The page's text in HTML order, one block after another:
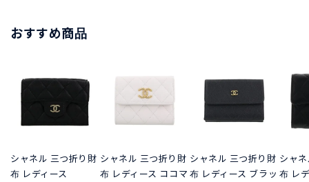
おすすめ商品
シャネル 三つ折り財
布 レディース
シャネル 三つ折り財
布 レディース ココマ
シャネル 三つ折り財
布 レディース ブラッ
シャ
布 レ